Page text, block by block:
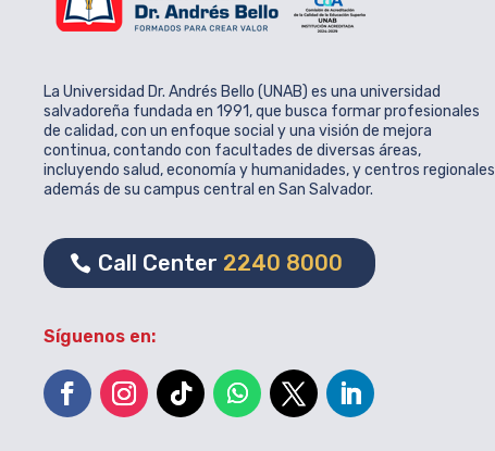
La Universidad Dr. Andrés Bello (UNAB) es una universidad
salvadoreña fundada en 1991, que busca formar profesionales
de calidad, con un enfoque social y una visión de mejora
continua, contando con facultades de diversas áreas,
incluyendo salud, economía y humanidades, y centros regionales
además de su campus central en San Salvador.
Call Center 2240 8000
Síguenos en: